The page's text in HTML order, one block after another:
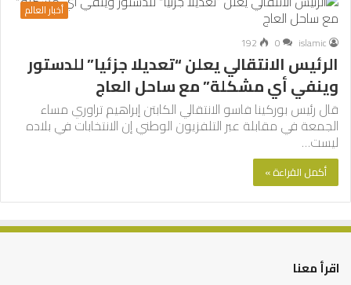
أخبار العالم
islamic
0
192
الرئيس الانتقالي يعلن “تعديلا جزئيا” للدستور
وينفي أي مشكلة” مع ساحل العاج
قال رئيس بوركينا فاسو الانتقالي الكابتن إبراهيم تراوري مساء
الجمعة في مقابلة عبر التلفزيون الوطني إن الانتخابات في بلاده
ليست…
أكمل القراءة »
اقرأ معنا